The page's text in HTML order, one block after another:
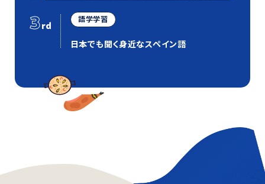
3rd
語学学習
日本でも聞く身近なスペイン語